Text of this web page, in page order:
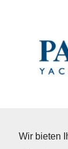
Wir bieten